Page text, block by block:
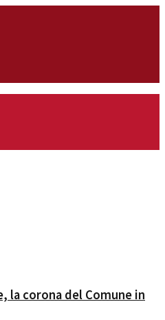
la corona del Comune in